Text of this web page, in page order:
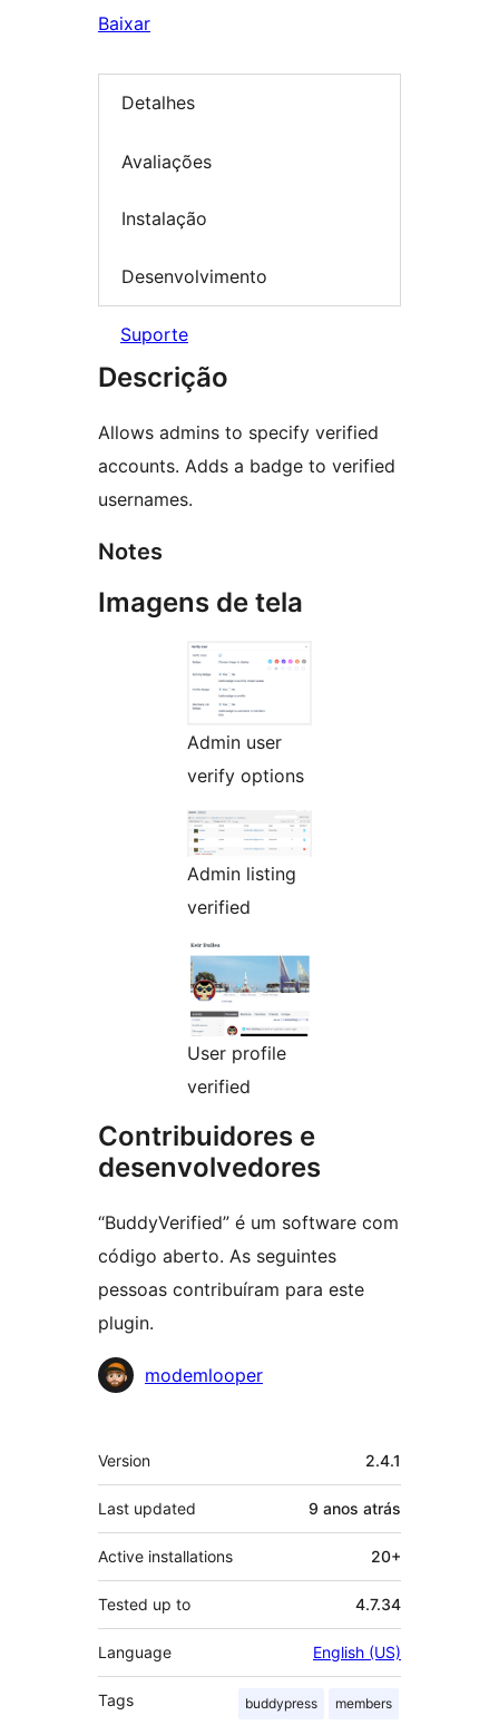
Baixar
Detalhes
Avaliações
Instalação
Desenvolvimento
Suporte
Descrição
Allows admins to specify verified
accounts. Adds a badge to verified
usernames.
Notes
Imagens de tela
Admin user
verify options
Admin listing
verified
User profile
verified
Contribuidores e
desenvolvedores
“BuddyVerified” é um software com
código aberto. As seguintes
pessoas contribuíram para este
plugin.
Contribuidores
modemlooper
Meta
Version 2.4.1
Last updated 9 anos atrás
Active installations 20+
Tested up to 4.7.34
Language English (US)
Tags buddypress members